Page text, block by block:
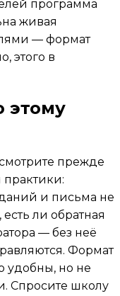
программа
живая
— формат
этого в
этому
прежде
практики:
и письма не
ли обратная
— без неё
Формат
удобны, но не
Спросите школу